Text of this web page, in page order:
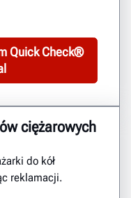
Quick Check®
ciężarowych
do kół
reklamacji.